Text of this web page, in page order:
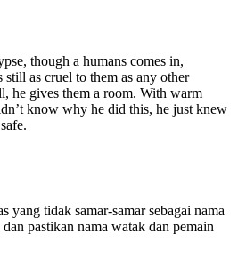
though a humans comes in,
still as cruel to them as any other
he gives them a room. With warm
know why he did this, he just knew
yang tidak samar-samar sebagai nama
pastikan nama watak dan pemain